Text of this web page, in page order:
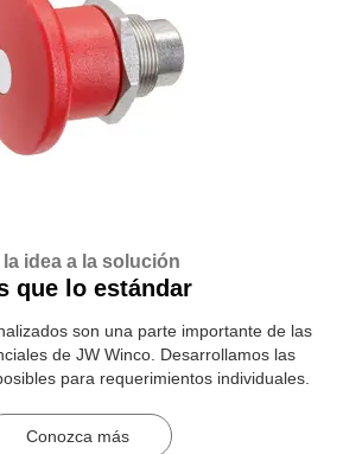
la idea a la solución
que lo estándar
son una parte importante de las
de JW Winco. Desarrollamos las
para requerimientos individuales.
Conozca más